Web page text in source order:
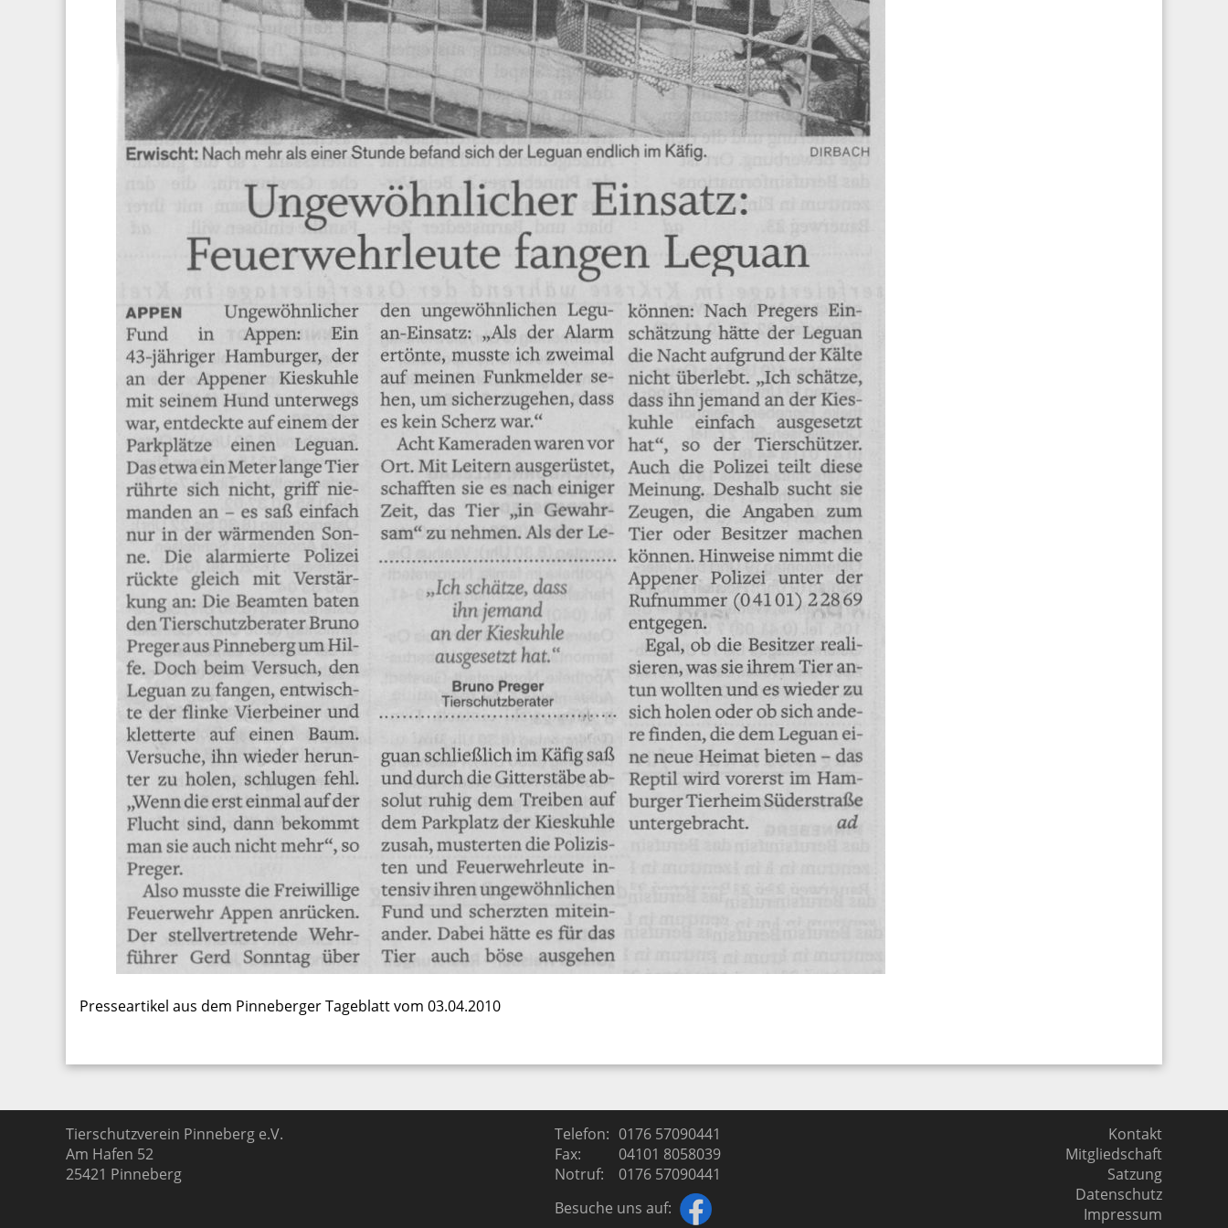
Presseartikel aus dem Pinneberger Tageblatt vom 03.04.2010
Tierschutzverein Pinneberg e.V.
Am Hafen 52
25421 Pinneberg
Telefon: 0176 57090441
Fax:
04101 8058039
Notruf:
0176 57090441
Besuche uns auf:
Kontakt
Mitgliedschaft
Satzung
Datenschutz
Impressum